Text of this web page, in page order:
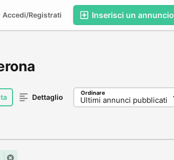
Inserisci un annuncio
Accedi/Registrati
Dettaglio Ordinare